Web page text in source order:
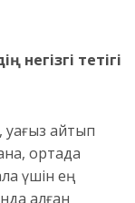
тетігі
уағыз айтып
ортада
үшін ең
алған